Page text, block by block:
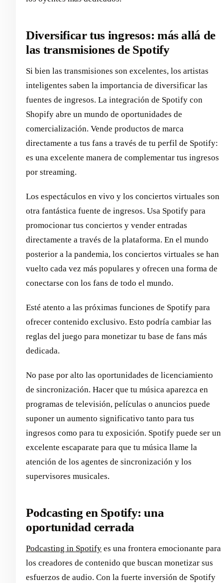
Diversificar tus ingresos: más allá de
las transmisiones de Spotify
Si bien las transmisiones son excelentes, los artistas
inteligentes saben la importancia de diversificar las
fuentes de ingresos. La integración de Spotify con
Shopify abre un mundo de oportunidades de
comercialización. Vende productos de marca
directamente a tus fans a través de tu perfil de Spotify:
es una excelente manera de complementar tus ingresos
por streaming.
Los espectáculos en vivo y los conciertos virtuales son
otra fantástica fuente de ingresos. Usa Spotify para
promocionar tus conciertos y vender entradas
directamente a través de la plataforma. En el mundo
posterior a la pandemia, los conciertos virtuales se han
vuelto cada vez más populares y ofrecen una forma de
conectarse con los fans de todo el mundo.
Esté atento a las próximas funciones de Spotify para
ofrecer contenido exclusivo. Esto podría cambiar las
reglas del juego para monetizar tu base de fans más
dedicada.
No pase por alto las oportunidades de licenciamiento
de sincronización. Hacer que tu música aparezca en
programas de televisión, películas o anuncios puede
suponer un aumento significativo tanto para tus
ingresos como para tu exposición. Spotify puede ser un
excelente escaparate para que tu música llame la
atención de los agentes de sincronización y los
supervisores musicales.
Podcasting en Spotify: una
oportunidad cerrada
Podcasting in Spotify es una frontera emocionante para
los creadores de contenido que buscan monetizar sus
esfuerzos de audio. Con la fuerte inversión de Spotify